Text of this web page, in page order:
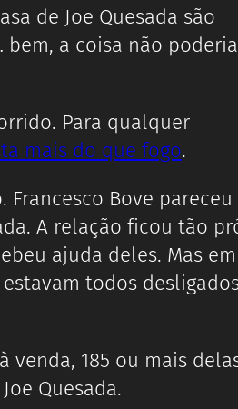
de Joe Quesada são
a coisa não
Para qualquer
mais do que fogo.
Bove pareceu
A relação ficou tão
ajuda deles. Mas em
todos
venda, 185 ou mais
Quesada.